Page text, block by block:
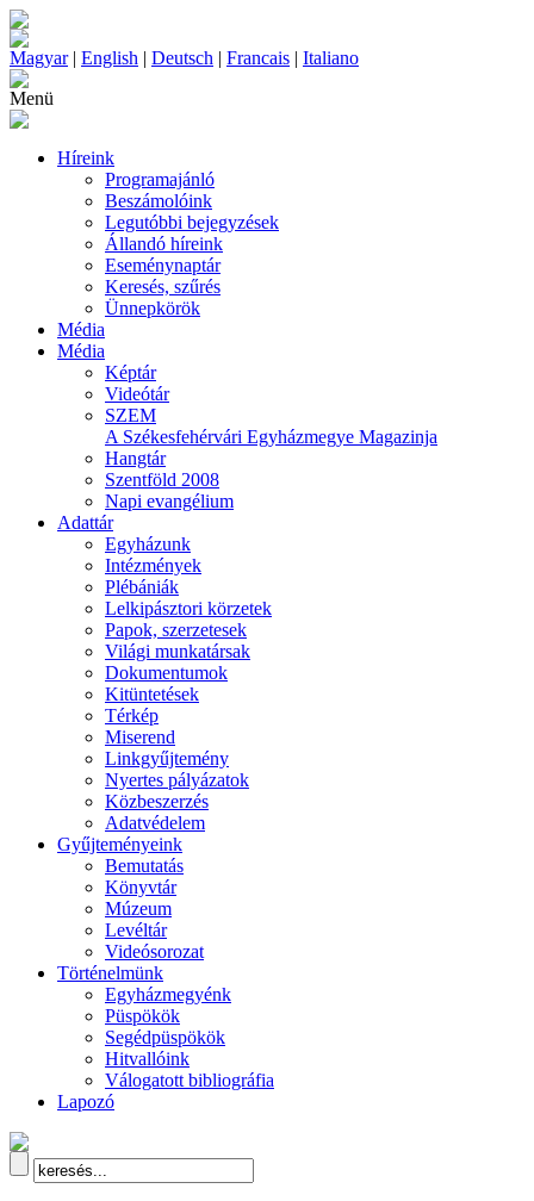
Magyar| English | Deutsch | Francais | Italiano
Menü
Híreink
Programajánló
Beszámolóink
Legutóbbi bejegyzések
Állandó híreink
Eseménynaptár
Keresés, szűrés
Ünnepkörök
Média
Média
Képtár
Videótár
SZEM
A Székesfehérvári Egyházmegye Magazinja
Hangtár
Szentföld 2008
Napi evangélium
Adattár
Egyházunk
Intézmények
Plébániák
Lelkipásztori körzetek
Papok, szerzetesek
Világi munkatársak
Dokumentumok
Kitüntetések
Térkép
Miserend
Linkgyűjtemény
Nyertes pályázatok
Közbeszerzés
Adatvédelem
Gyűjteményeink
Bemutatás
Könyvtár
Múzeum
Levéltár
Videósorozat
Történelmünk
Egyházmegyénk
Püspökök
Segédpüspökök
Hitvallóink
Válogatott bibliográfia
Lapozó